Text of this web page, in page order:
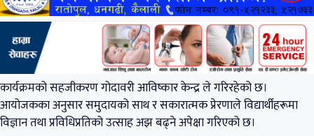
कार्यक्रमको सहजीकरण गोदावरी आविष्कार केन्द्र ले गरिरहेको छ।
आयोजकका अनुसार समुदायको साथ र सकारात्मक प्रेरणाले विद्यार्थीहरूमा
विज्ञान तथा प्रविधिप्रतिको उत्साह अझ बढ्ने अपेक्षा गरिएको छ।